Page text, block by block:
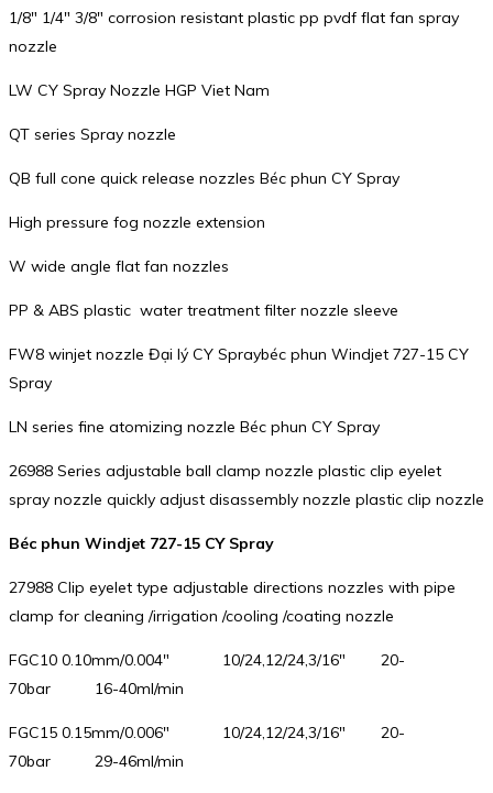
1/8″ 1/4″ 3/8″ corrosion resistant plastic pp pvdf flat fan spray
nozzle
LW CY Spray Nozzle HGP Viet Nam
QT series Spray nozzle
QB full cone quick release nozzles Béc phun CY Spray
High pressure fog nozzle extension
W wide angle flat fan nozzles
PP & ABS plastic water treatment filter nozzle sleeve
FW8 winjet nozzle Đại lý CY Spraybéc phun Windjet 727-15 CY
Spray
LN series fine atomizing nozzle Béc phun CY Spray
26988 Series adjustable ball clamp nozzle plastic clip eyelet
spray nozzle quickly adjust disassembly nozzle plastic clip nozzle
Béc phun Windjet 727-15 CY Spray
27988 Clip eyelet type adjustable directions nozzles with pipe
clamp for cleaning /irrigation /cooling /coating nozzle
FGC10 0.10mm/0.004″ 10/24,12/24,3/16″ 20-
70bar 16-40ml/min
FGC15 0.15mm/0.006″ 10/24,12/24,3/16″ 20-
70bar 29-46ml/min